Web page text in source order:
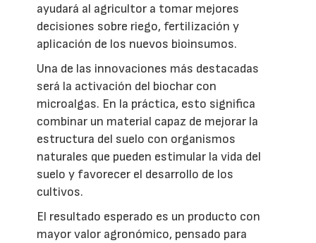
ayudará al agricultor a tomar mejores
decisiones sobre riego, fertilización y
aplicación de los nuevos bioinsumos.
Una de las innovaciones más destacadas
será la activación del biochar con
microalgas. En la práctica, esto significa
combinar un material capaz de mejorar la
estructura del suelo con organismos
naturales que pueden estimular la vida del
suelo y favorecer el desarrollo de los
cultivos.
El resultado esperado es un producto con
mayor valor agronómico, pensado para